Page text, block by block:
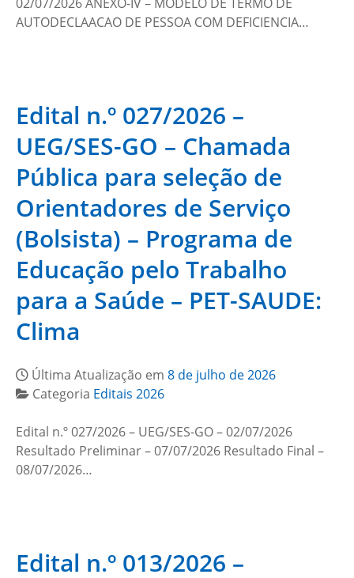
AUTODECLAACAO DE PESSOA COM DEFICIENCIA…
Edital n.º 027/2026 –
UEG/SES-GO – Chamada
Pública para seleção de
Orientadores de Serviço
(Bolsista) – Programa de
Educação pelo Trabalho
para a Saúde – PET-SAUDE:
Clima
Última Atualização em 8 de julho de 2026
Categoria Editais 2026
Edital n.º 027/2026 – UEG/SES-GO – 02/07/2026
Resultado Preliminar – 07/07/2026 Resultado Final –
08/07/2026…
Edital n.º 013/2026 –